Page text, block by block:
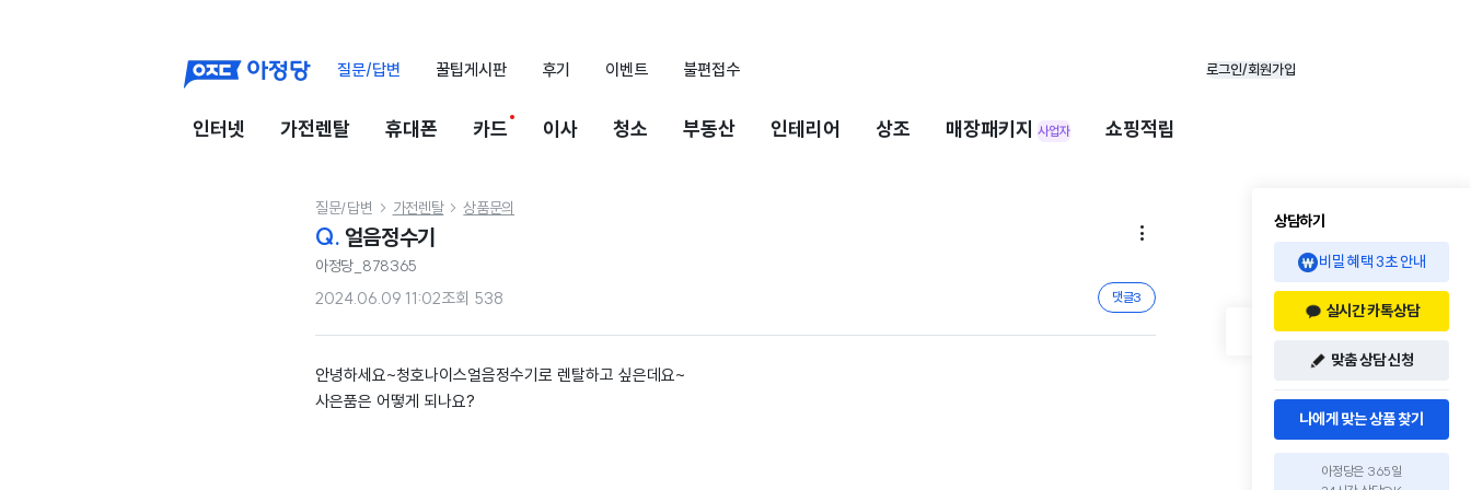
질문/답변 꿀팁게시판 후기 이벤트 불편접수 로그인/회원가입
인터넷 가전렌탈 휴대폰 카드 이사 청소 부동산 인테리어 상조 매장패키지 사업자 쇼핑적립
질문/답변  가전렌탈  상품문의
Q. 얼음정수기 
아정당_878365
2024.06.09 11:02조회 538 댓글3
안녕하세요~청호나이스얼음정수기로 렌탈하고 싶은데요~
사은품은 어떻게 되나요?
상담하기
비밀 혜택 3초 안내
실시간 카톡상담
맞춤 상담 신청
나에게 맞는 상품 찾기
아정당은 365일